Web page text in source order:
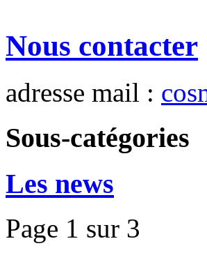
Nous contacter
adresse mail :
Sous-catégories
Les news
Page 1 sur 3